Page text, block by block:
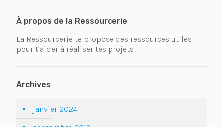
À propos de la Ressourcerie
La Ressourcerie te propose des ressources utiles
pour t’aider à réaliser tes projets.
Archives
janvier 2024